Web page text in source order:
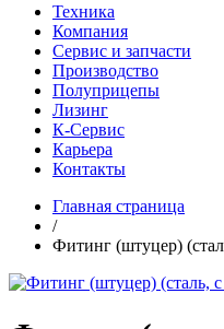
Техника
Компания
Сервис и запчасти
Производство
Полуприцепы
Лизинг
К-Сервис
Карьера
Контакты
Главная страница
/
Фитинг (штуцер)